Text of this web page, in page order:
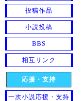
投稿作品
小説投稿
BBS
相互リンク
応援・支持
一次小説応援・支持